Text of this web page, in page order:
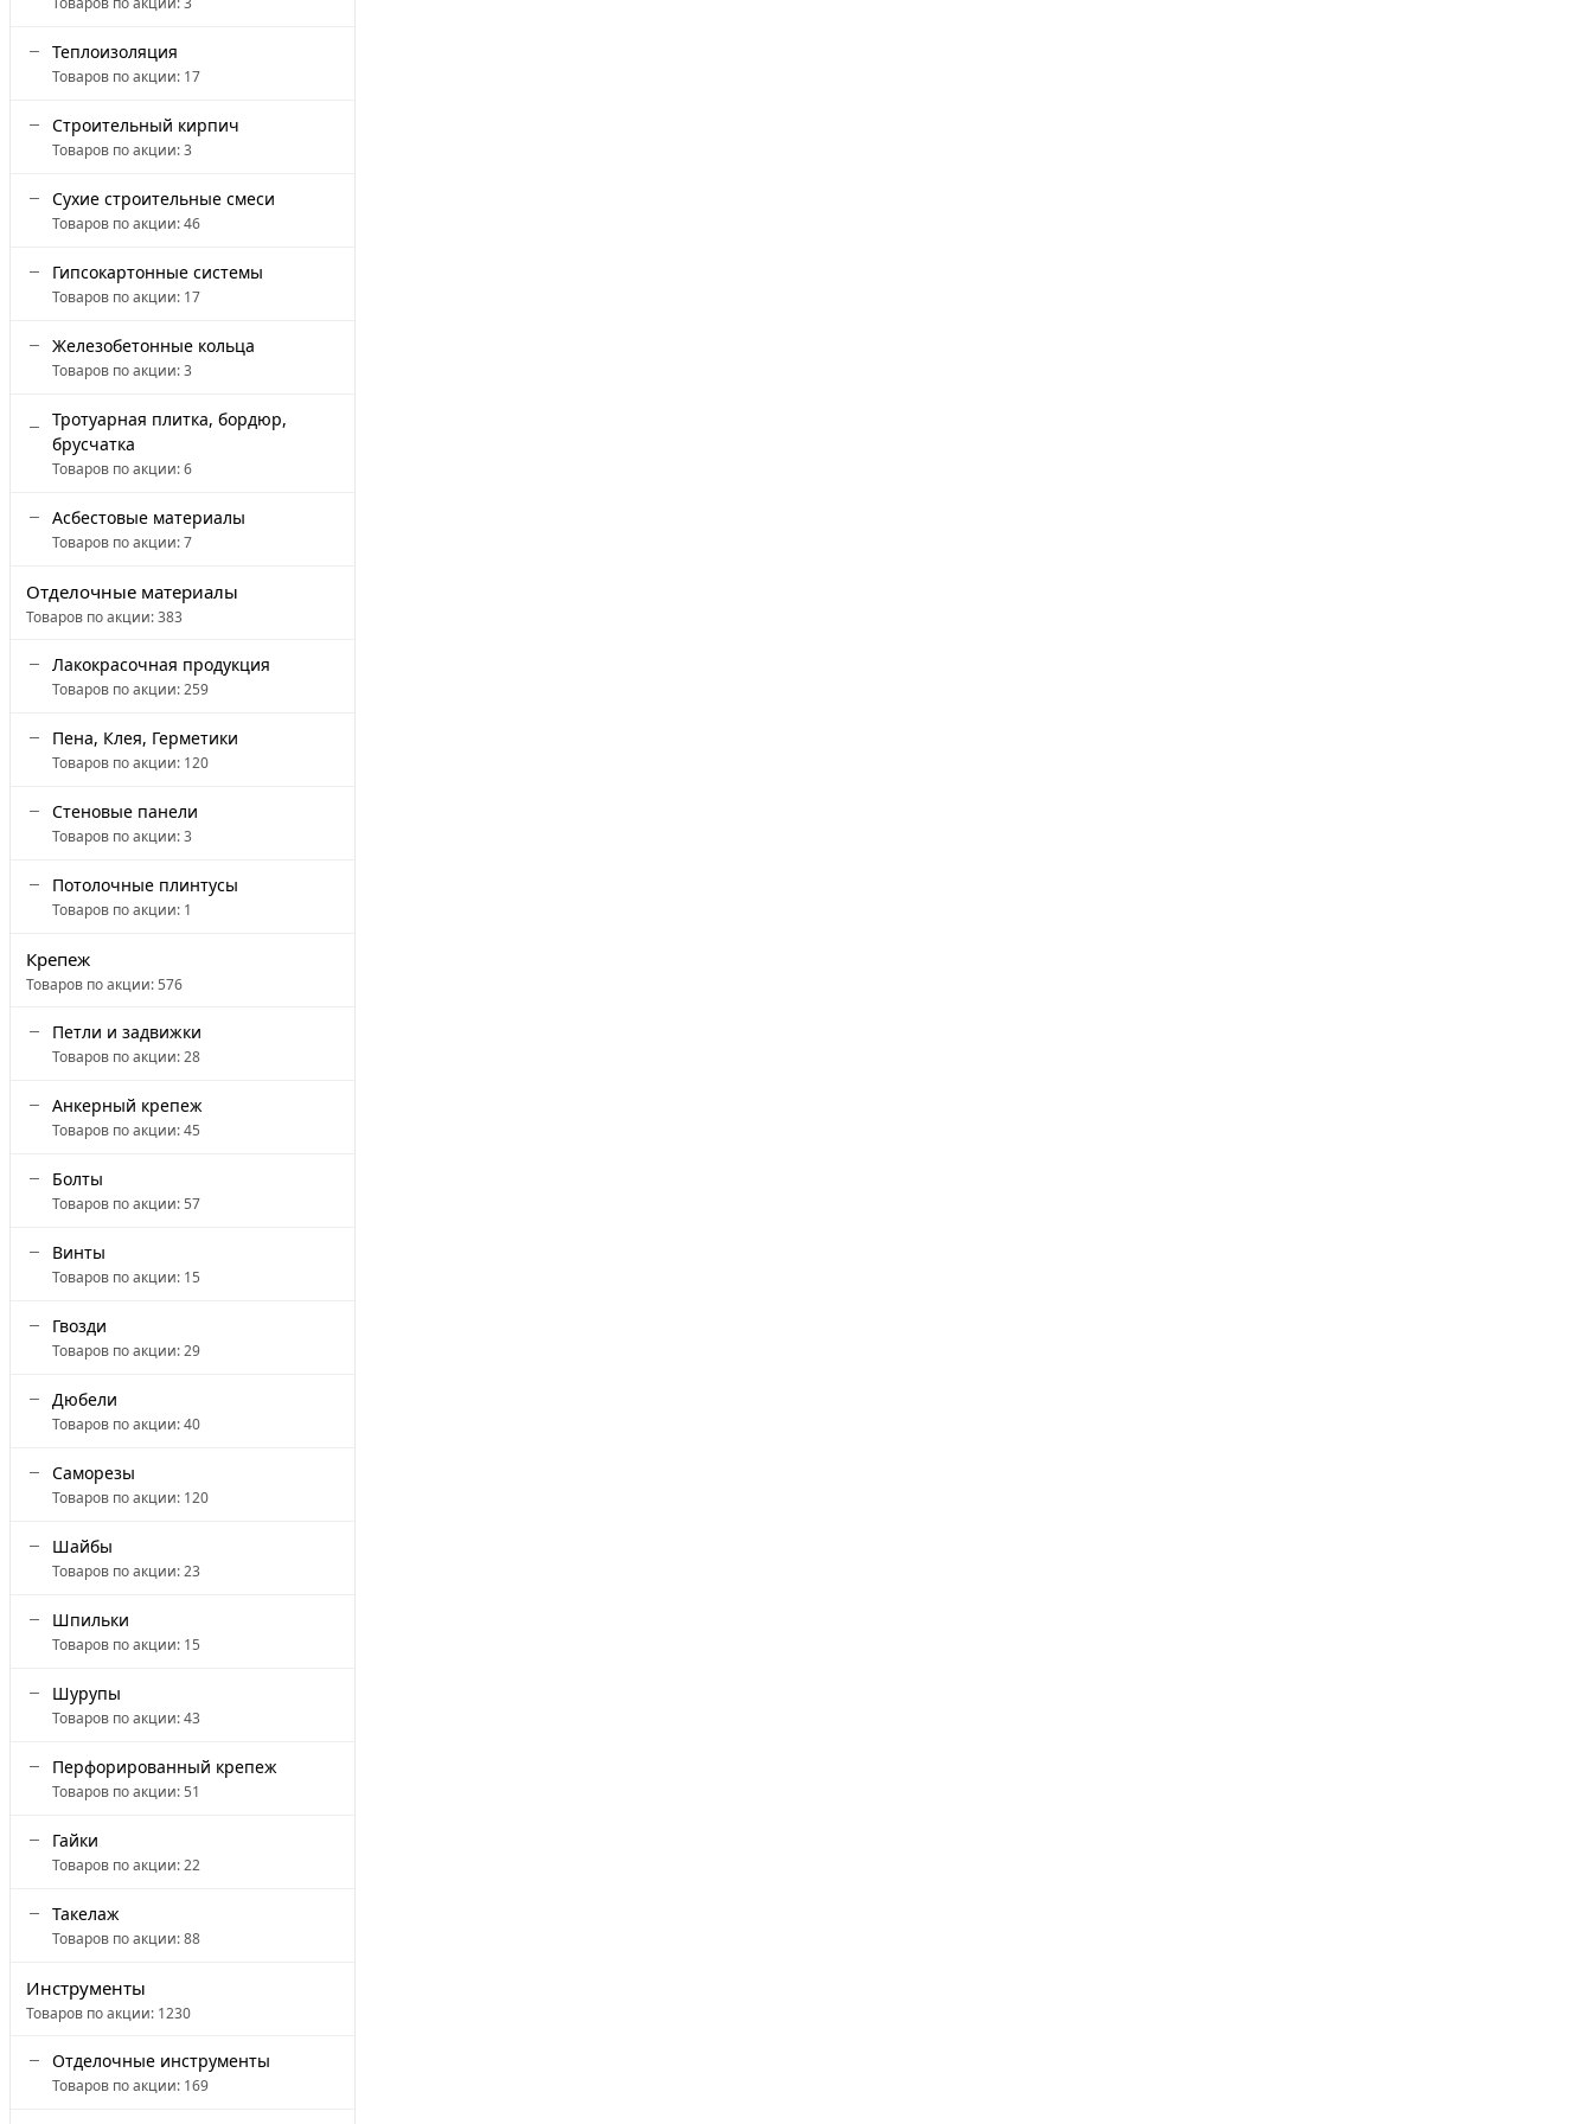
Теплоизоляция
Товаров по акции: 17
Строительный кирпич
Товаров по акции:3
Сухие строительные смеси
Товаров по акции:46
Гипсокартонные системы
Товаров по акции: 17
Железобетонные кольца
Товаров по акции:3
Тротуарная плитка, бордюр,
брусчатка
Товаров по акции:6
Асбестовые материалы
Товаров по акции:7
Отделочные материалы
Товаров по акции:383
Лакокрасочная продукция
Товаров по акции:259
Пена, Клея, Герметики
Товаров по акции: 120
Стеновые панели
Товаров по акции:3
Потолочные плинтусы
Товаров по акции: 1
Крепеж
Товаров по акции:576
Петли и задвижки
Товаров по акции:28
Анкерный крепеж
Товаров по акции:45
Болты
Товаров по акции:57
Винты
Товаров по акции: 15
Гвозди
Товаров по акции:29
Дюбели
Товаров по акции:40
Саморезы
Товаров по акции: 120
Шайбы
Товаров по акции:23
Шпильки
Товаров по акции: 15
Шурупы
Товаров по акции:43
Перфорированный крепеж
Товаров по акции:51
Гайки
Товаров по акции:22
Такелаж
Товаров по акции:88
Инструменты
Товаров по акции: 1230
Отделочные инструменты
Товаров по акции: 169